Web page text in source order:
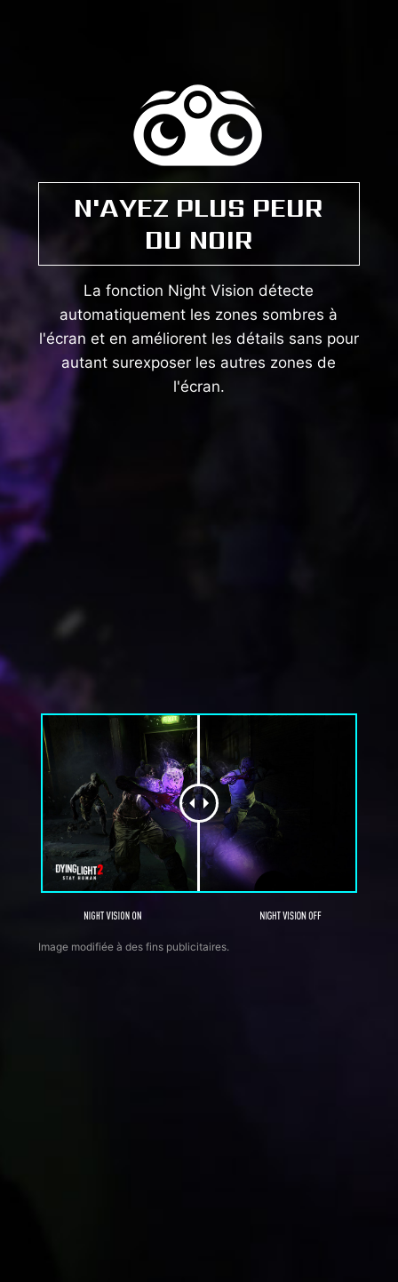
N'AYEZ PLUS PEUR
DU NOIR
La fonction Night Vision détecte
automatiquement les zones sombres à
l'écran et en améliorent les détails sans pour
autant surexposer les autres zones de
l'écran.
Image modifiée à des fins publicitaires.